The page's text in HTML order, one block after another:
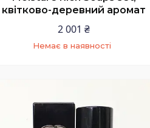
квітково-деревний аромат
2 001 ₴
Немає в наявності